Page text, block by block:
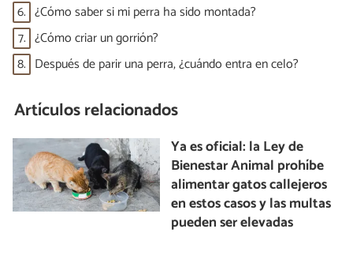
6. ¿Cómo saber si mi perra ha sido montada?
7. ¿Cómo criar un gorrión?
8. Después de parir una perra, ¿cuándo entra en celo?
Artículos relacionados
Ya es oficial: la Ley de
Bienestar Animal prohíbe
alimentar gatos callejeros
en estos casos y las multas
pueden ser elevadas